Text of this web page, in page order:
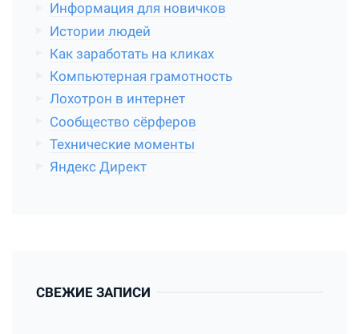
Информация для новичков
Истории людей
Как заработать на кликах
Компьютерная грамотность
Лохотрон в интернет
Сообщество сёрферов
Технические моменты
Яндекс Директ
СВЕЖИЕ ЗАПИСИ